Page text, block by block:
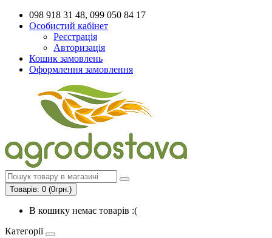
098 918 31 48, 099 050 84 17
Особистий кабінет
Реєстрація
Авторизація
Кошик замовлень
Оформлення замовлення
Товарів: 0 (0грн.)
В кошику немає товарів :(
Категорії